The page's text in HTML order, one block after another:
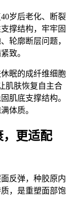
岁后老化、断裂
撑结构，牢牢固
轮廓断层问题，
致。
眠的成纤维细胞
肌肤恢复自主合
肌底支撑结构。
体质。
，更适配
反弹，种胶原内
，是重塑面部饱